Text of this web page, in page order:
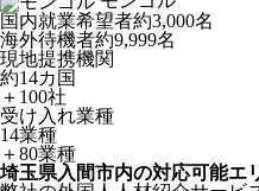
国内就業希望者約3,000名
海外待機者約9,999名
現地提携機関
約14カ国
＋100社
受け入れ業種
14業種
＋80業種
埼玉県入間市内の対応可能エ